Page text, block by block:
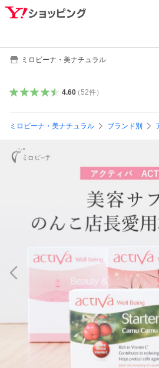
ミロビーナ・美ナチュラル
4.60（52件）
ミロビーナ・美ナチュラル ブランド別